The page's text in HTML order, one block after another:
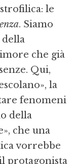
le
. Siamo
della
che già
Qui,
la
fenomeni
della
che una
vorrebbe
protagonista